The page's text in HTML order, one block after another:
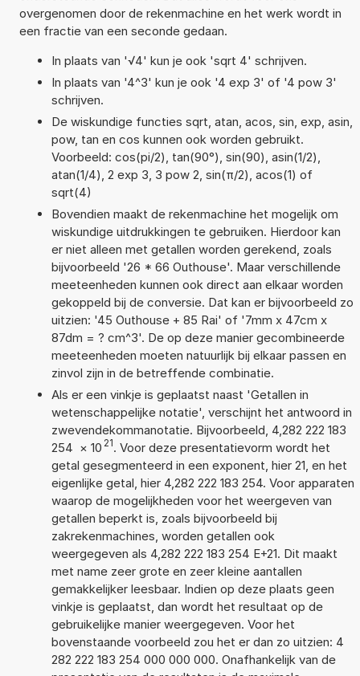
overgenomen door de rekenmachine en het werk wordt in
een fractie van een seconde gedaan.
In plaats van '√4' kun je ook 'sqrt 4' schrijven.
In plaats van '4^3' kun je ook '4 exp 3' of '4 pow 3'
schrijven.
De wiskundige functies sqrt, atan, acos, sin, exp, asin,
pow, tan en cos kunnen ook worden gebruikt.
Voorbeeld: cos(pi/2), tan(90°), sin(90), asin(1/2),
atan(1/4), 2 exp 3, 3 pow 2, sin(π/2), acos(1) of
sqrt(4)
Bovendien maakt de rekenmachine het mogelijk om
wiskundige uitdrukkingen te gebruiken. Hierdoor kan
er niet alleen met getallen worden gerekend, zoals
bijvoorbeeld '26 * 66 Outhouse'. Maar verschillende
meeteenheden kunnen ook direct aan elkaar worden
gekoppeld bij de conversie. Dat kan er bijvoorbeeld zo
uitzien: '45 Outhouse + 85 Rai' of '7mm x 47cm x
87dm = ? cm^3'. De op deze manier gecombineerde
meeteenheden moeten natuurlijk bij elkaar passen en
zinvol zijn in de betreffende combinatie.
Als er een vinkje is geplaatst naast 'Getallen in
wetenschappelijke notatie', verschijnt het antwoord in
zwevendekommanotatie. Bijvoorbeeld, 4,282 222 183
254 × 10 21. Voor deze presentatievorm wordt het
getal gesegmenteerd in een exponent, hier 21, en het
eigenlijke getal, hier 4,282 222 183 254. Voor apparaten
waarop de mogelijkheden voor het weergeven van
getallen beperkt is, zoals bijvoorbeeld bij
zakrekenmachines, worden getallen ook
weergegeven als 4,282 222 183 254 E+21. Dit maakt
met name zeer grote en zeer kleine aantallen
gemakkelijker leesbaar. Indien op deze plaats geen
vinkje is geplaatst, dan wordt het resultaat op de
gebruikelijke manier weergegeven. Voor het
bovenstaande voorbeeld zou het er dan zo uitzien: 4
282 222 183 254 000 000 000. Onafhankelijk van de